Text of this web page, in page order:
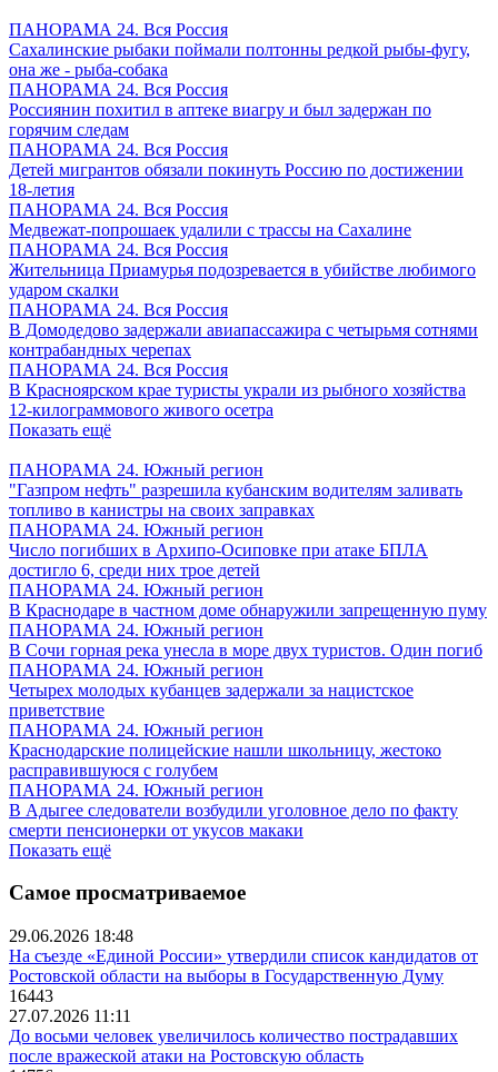
ПАНОРАМА 24. Вся Россия
Сахалинские рыбаки поймали полтонны редкой рыбы-фугу,
она же - рыба-собака
ПАНОРАМА 24. Вся Россия
Россиянин похитил в аптеке виагру и был задержан по
горячим следам
ПАНОРАМА 24. Вся Россия
Детей мигрантов обязали покинуть Россию по достижении
18-летия
ПАНОРАМА 24. Вся Россия
Медвежат-попрошаек удалили с трассы на Сахалине
ПАНОРАМА 24. Вся Россия
Жительница Приамурья подозревается в убийстве любимого
ударом скалки
ПАНОРАМА 24. Вся Россия
В Домодедово задержали авиапассажира с четырьмя сотнями
контрабандных черепах
ПАНОРАМА 24. Вся Россия
В Красноярском крае туристы украли из рыбного хозяйства
12-килограммового живого осетра
Показать ещё
ПАНОРАМА 24. Южный регион
"Газпром нефть" разрешила кубанским водителям заливать
топливо в канистры на своих заправках
ПАНОРАМА 24. Южный регион
Число погибших в Архипо-Осиповке при атаке БПЛА
достигло 6, среди них трое детей
ПАНОРАМА 24. Южный регион
В Краснодаре в частном доме обнаружили запрещенную пуму
ПАНОРАМА 24. Южный регион
В Сочи горная река унесла в море двух туристов. Один погиб
ПАНОРАМА 24. Южный регион
Четырех молодых кубанцев задержали за нацистское
приветствие
ПАНОРАМА 24. Южный регион
Краснодарские полицейские нашли школьницу, жестоко
расправившуюся с голубем
ПАНОРАМА 24. Южный регион
В Адыгее следователи возбудили уголовное дело по факту
смерти пенсионерки от укусов макаки
Показать ещё
Самое просматриваемое
29.06.2026 18:48
На съезде «Единой России» утвердили список кандидатов от
Ростовской области на выборы в Государственную Думу
16443
27.07.2026 11:11
До восьми человек увеличилось количество пострадавших
после вражеской атаки на Ростовскую область